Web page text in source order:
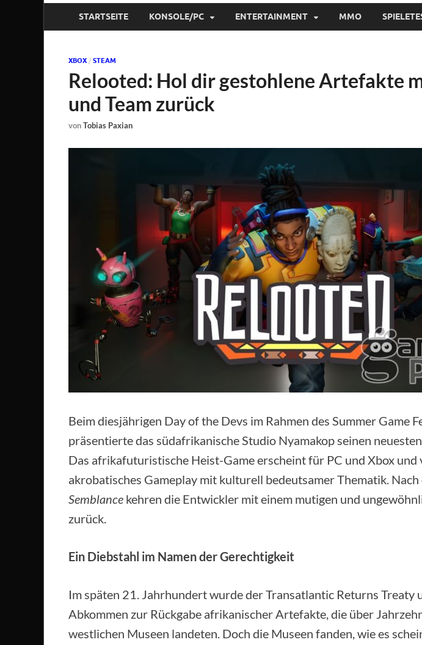
STARTSEITE KONSOLE/PC ENTERTAINMENT MMO
XBOX / STEAM
Relooted: Hol dir gestohlene Artefakte
und Team zurück
vonTobias Paxian
Beim diesjährigen Day of the Devs im Rahmen des Summer Game
präsentierte das südafrikanische Studio Nyamakop seinen
Das afrikafuturistische Heist-Game erscheint für PC und Xbox und
akrobatisches Gameplay mit kulturell bedeutsamer Thematik.
Semblance kehren die Entwickler mit einem mutigen und
zurück.
Ein Diebstahl im Namen der Gerechtigkeit
Im späten 21. Jahrhundert wurde der Transatlantic Returns Treaty
Abkommen zur Rückgabe afrikanischer Artefakte, die über
westlichen Museen landeten. Doch die Museen fanden, wie es